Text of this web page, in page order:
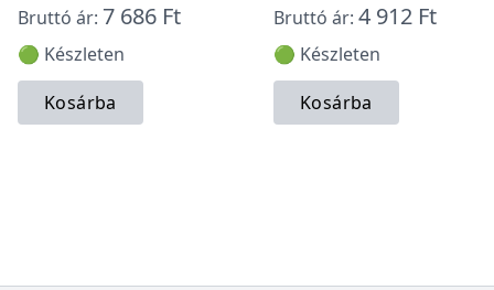
Bruttó ár: 7 686 Ft
🟢 Készleten
Kosárba
Bruttó ár: 4 912 Ft
🟢 Készleten
Kosárba